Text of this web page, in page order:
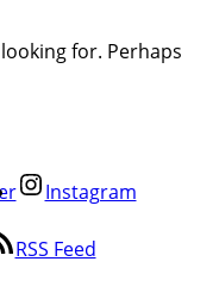
for. Perhaps
Instagram
RSS Feed